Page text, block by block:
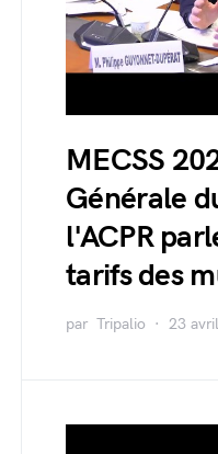
MECSS
Générale
l'ACPR
tarifs des
par Tripalio 23